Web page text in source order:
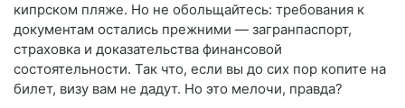
кипрском пляже. Но не обольщайтесь: требования к
документам остались прежними — загранпаспорт,
страховка и доказательства финансовой
состоятельности. Так что, если вы до сих пор копите на
билет, визу вам не дадут. Но это мелочи, правда?